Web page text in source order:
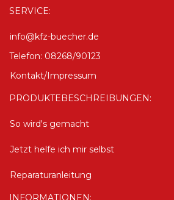
SERVICE:
info@kfz-buecher.de
Telefon: 08268/90123
Kontakt/Impressum
PRODUKTEBESCHREIBUNGEN:
So wird's gemacht
Jetzt helfe ich mir selbst
Reparaturanleitung
INFORMATIONEN: